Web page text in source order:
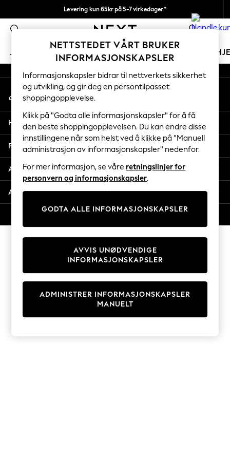
Levering kun 65kr på 5-7 virkedager*
Vi betaler alle tollavgifter 0
JENTER GUTTER BABY KVINNER
GIRLS
New In
50 - 92cm
98 - 110cm
116 - 134cm
140 - 174cm
Trending: Top & Short Sets
Trending: Clogs
Toy Story
THE SET
Coats & Jackets
Sweatshirts & Hoodies
Knitwear
Cardigans
Dresses
Sets & Outfits
T-Shirts
An error occurred on client
Våre sosiale nettverk
Min konto
Logg inn på kontoen din
Hjelp
Personvern & Juridisk
Avdelinger
Andre tjenester
NETTSTEDET VÅRT BRUKER
INFORMASJONSKAPSLER
Informasjonskapsler bidrar til nettverkets sikkerhet
og utvikling, og gir deg en persontilpasset
shoppingopplevelse.
Klikk på "Godta alle informasjonskapsler" for å få
den beste shoppingopplevelsen. Du kan endre disse
innstillingene når som helst ved å klikke på "Manuell
administrasjon av informasjonskapsler" nedenfor.
For mer informasjon, se våre retningslinjer for
personvern og informasjonskapsler.
GODTA ALLE INFORMASJONSKAPSLER
ADMINISTRER INFORMASJONSKAPSLER
MANUELT
AVVIS UNØDVENDIGE
INFORMASJONSKAPSLER